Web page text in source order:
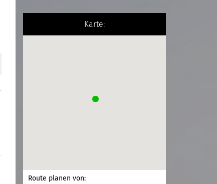
Karte:
Route planen von: